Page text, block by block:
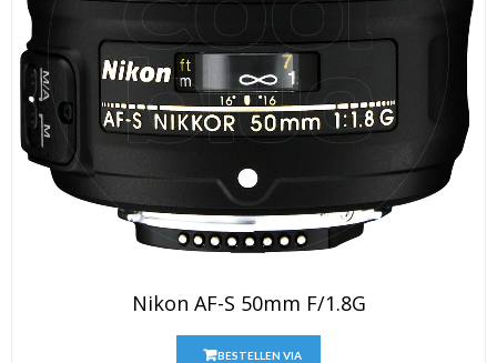
Nikon AF-S 50mm F/1.8G
BESTELLEN VIA